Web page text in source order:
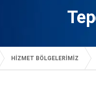
HİZMET BÖLGELERİMİZ